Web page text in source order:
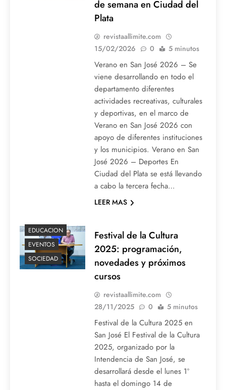
de semana en Ciudad del
Plata
revistaallimite.com
15/02/2026
0 5 minutos
Verano en San José 2026 – Se
viene desarrollando en todo el
departamento diferentes
actividades recreativas, culturales
y deportivas, en el marco de
Verano en San José 2026 con
apoyo de diferentes instituciones
y los municipios. Verano en San
José 2026 – Deportes En
Ciudad del Plata se está llevando
a cabo la tercera fecha…
LEER MAS
EDUCACION
EVENTOS
SOCIEDAD
Festival de la Cultura
2025: programación,
novedades y próximos
cursos
revistaallimite.com
28/11/2025
0 5 minutos
Festival de la Cultura 2025 en
San José El Festival de la Cultura
2025, organizado por la
Intendencia de San José, se
desarrollará desde el lunes 1º
hasta el domingo 14 de